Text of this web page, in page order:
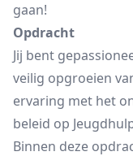
gaan!
Opdracht
Jij bent
veilig opgroeien
ervaring met het
beleid op
Binnen deze